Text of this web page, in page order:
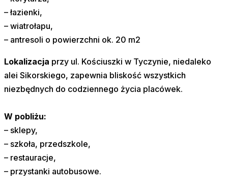
– łazienki,
– wiatrołapu,
– antresoli o powierzchni ok. 20 m2
Lokalizacja przy ul. Kościuszki w Tyczynie, niedaleko
alei Sikorskiego, zapewnia bliskość wszystkich
niezbędnych do codziennego życia placówek.
W pobliżu:
– sklepy,
– szkoła, przedszkole,
– restauracje,
– przystanki autobusowe.